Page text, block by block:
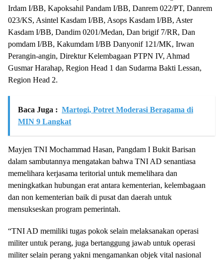
Irdam I/BB, Kapoksahil Pandam I/BB, Danrem 022/PT, Danrem
023/KS, Asintel Kasdam I/BB, Asops Kasdam I/BB, Aster
Kasdam I/BB, Dandim 0201/Medan, Dan brigif 7/RR, Dan
pomdam I/BB, Kakumdam I/BB Danyonif 121/MK, Irwan
Perangin-angin, Direktur Kelembagaan PTPN IV, Ahmad
Gusmar Harahap, Region Head 1 dan Sudarma Bakti Lessan,
Region Head 2.
Baca Juga : Martogi, Potret Moderasi Beragama di
MIN 9 Langkat
Mayjen TNI Mochammad Hasan, Pangdam I Bukit Barisan
dalam sambutannya mengatakan bahwa TNI AD senantiasa
memelihara kerjasama teritorial untuk memelihara dan
meningkatkan hubungan erat antara kementerian, kelembagaan
dan non kementerian baik di pusat dan daerah untuk
mensukseskan program pemerintah.
“TNI AD memiliki tugas pokok selain melaksanakan operasi
militer untuk perang, juga bertanggung jawab untuk operasi
militer selain perang yakni mengamankan objek vital nasional